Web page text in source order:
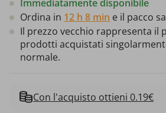
Immediatamente disponibile
Ordina in 12 h 8 min e il pacco
Il prezzo vecchio rappresenta il
prodotti acquistati
normale.
Con l'acquisto ottieni 0.19€